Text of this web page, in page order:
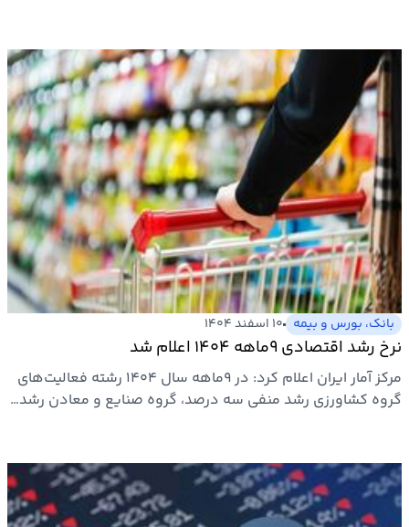
بانک، بورس و بیمه ۱۰ اسفند ۱۴۰۴
نرخ رشد اقتصادی ۹‌ماهه ۱۴۰۴ اعلام شد
مرکز آمار ایران اعلام کرد: در ۹‌ماهه سال ۱۴۰۴ رشته فعالیت‌های
گروه کشاورزی رشد منفی سه درصد، گروه صنایع و معادن رشد…